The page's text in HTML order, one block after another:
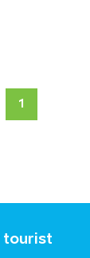
1
tourist